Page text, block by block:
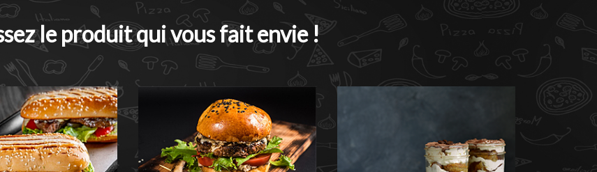
le produit qui vous fait envie !
sandwichs
sont prêts à vous régalez
?
Nos burgers
Authentiques et savoureux ! Nos desserts, allient plaisir et vitalité !